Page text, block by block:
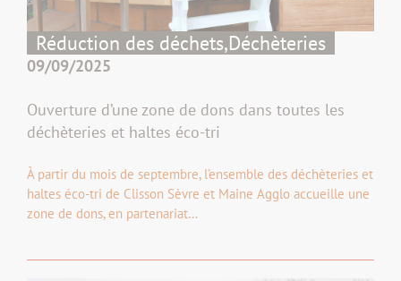
Réduction des déchets,Déchèteries
09/09/2025
Ouverture d’une zone de dons dans toutes les
déchèteries et haltes éco-tri
À partir du mois de septembre, l’ensemble des déchèteries et
haltes éco-tri de Clisson Sèvre et Maine Agglo accueille une
zone de dons, en partenariat…